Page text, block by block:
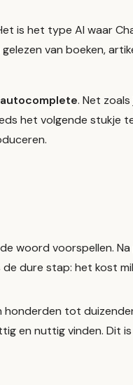
is het type AI waar
van boeken,
. Net
het volgende stukje
woord voorspellen.
dure stap: het kost
honderden tot
en nuttig vinden. Dit